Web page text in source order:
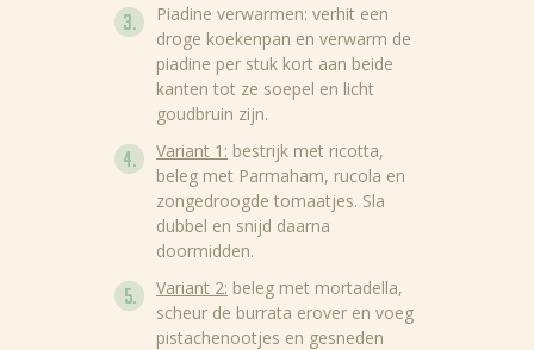
Piadine verwarmen: verhit een
droge koekenpan en verwarm de
piadine per stuk kort aan beide
kanten tot ze soepel en licht
goudbruin zijn.
Variant 1: bestrijk met ricotta,
beleg met Parmaham, rucola en
zongedroogde tomaatjes. Sla
dubbel en snijd daarna
doormidden.
Variant 2: beleg met mortadella,
scheur de burrata erover en voeg
pistachenootjes en gesneden